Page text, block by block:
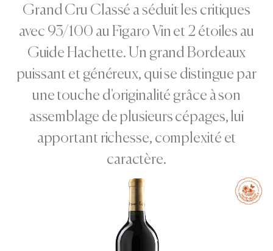
Grand Cru Classé a séduit les critiques
avec 93/100 au Figaro Vin et 2 étoiles au
Guide Hachette. Un grand Bordeaux
puissant et généreux, qui se distingue par
une touche d'originalité grâce à son
assemblage de plusieurs cépages, lui
apportant richesse, complexité et
caractère.